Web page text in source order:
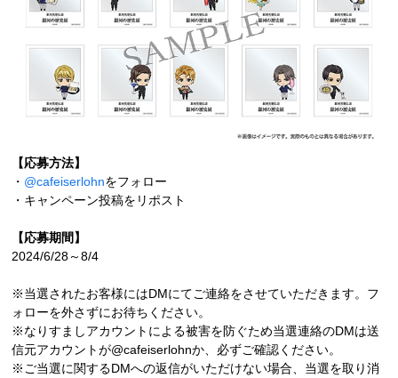
【応募方法】
・ @cafeiserlohnをフォロー
・キャンペーン投稿をリポスト
【応募期間】
2024/6/28～8/4
※当選されたお客様にはDMにてご連絡をさせていただきます。フ
ォローを外さずにお待ちください。
※なりすましアカウントによる被害を防ぐため当選連絡のDMは送
信元アカウントが@cafeiserlohnか、必ずご確認ください。
※ご当選に関するDMへの返信がいただけない場合、当選を取り消